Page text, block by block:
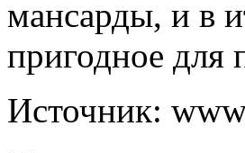
мансарды, и в
пригодное
Источник: